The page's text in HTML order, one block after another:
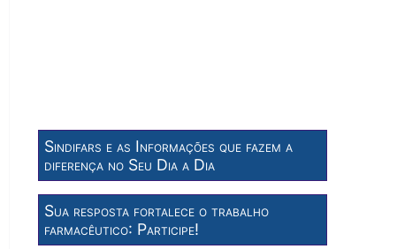
Sindifars e as Informações que fazem a
diferença no Seu Dia a Dia
Sua resposta fortalece o trabalho
farmacêutico: Participe!